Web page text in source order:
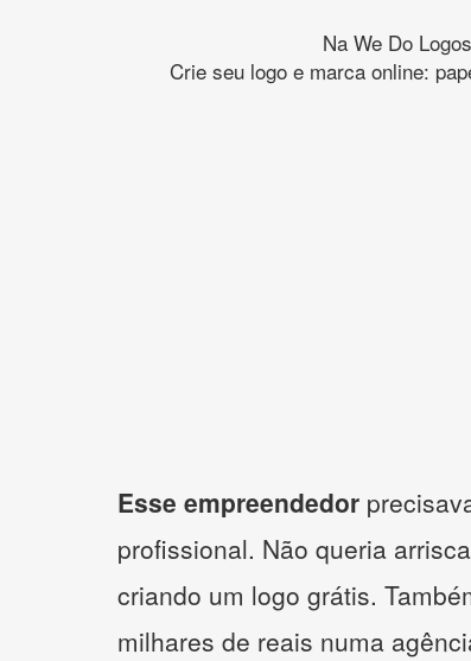
Na We Do
Crie seu logo e marca online:
Esse empreendedor
profissional. Não queria
criando um logo grátis.
milhares de reais numa